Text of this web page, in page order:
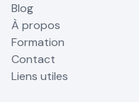
Blog
À propos
Formation
Contact
Liens utiles